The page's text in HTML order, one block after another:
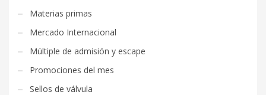
Materias primas
Mercado Internacional
Múltiple de admisión y escape
Promociones del mes
Sellos de válvula